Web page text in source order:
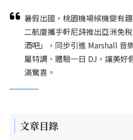
暑假出國，桃園機場候機變有
二航廈攜手軒尼詩推出亞洲免
酒吧」，同步引進 Marshall 音
屬特調、體驗一日 DJ，讓美好
滿驚喜。
文章目錄